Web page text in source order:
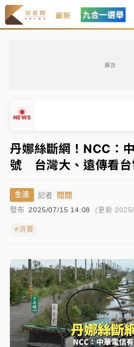
最新
廣告
NEWS
中信慈善基金會想增加董事人數
駁 理由曝光
故宮《龍藏經》特展第2檔！今
周六起展出延長至晚上7時
台東農業處長涉圖利渡假村！東
父親節泡湯了！中颱白海豚雨彈
雨熱區曝
暑假過三周才推「E宿新北打卡
旅局回應了
中信慈善基金會想增加董事人數
駁 理由曝光
故宮《龍藏經》特展第2檔！今
周六起展出延長至晚上7時
▲
丹娜絲斷網！NCC：
號 台灣大、遠傳看台
生活 記者 問問
發布 2025/07/15 14:08 (更新
#消費